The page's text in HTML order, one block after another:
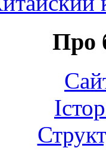
Про